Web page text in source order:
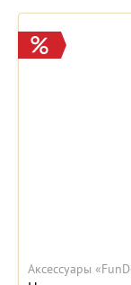
Аксессуары